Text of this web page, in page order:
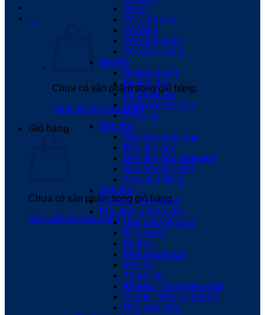
Chưa có sản phẩm trong giỏ hàng.
Quay trở lại cửa hàng
Giỏ hàng
Chưa có sản phẩm trong giỏ hàng.
Quay trở lại cửa hàng
Vòi xịt
Vòi cảm ứng
Vòi lạnh
Vòi nóng lạnh
Vòi gắn tường
Bệ tiểu
Bệ tiểu đứng
Bệ tiểu treo
Bộ xả ấn tay
Cảm ứng bệ tiểu
Chậu xả
Bồn tắm
Bồn tắm massage
Bồn tắm góc
Bồn tắm góc massage
Bồn tắm đặc biệt
Cửa tắm đứng
Sen tắm
Gương - Tủ gương
Phụ kiện phòng tắm
Hộp giấy vệ sinh
Kệ gương
Kệ Inox
Phễu thoát sàn
Móc áo
Thanh vịn
Kệ treo - Vòng treo khăn
Giá để - Hộp xà phòng
Phụ kiện khác